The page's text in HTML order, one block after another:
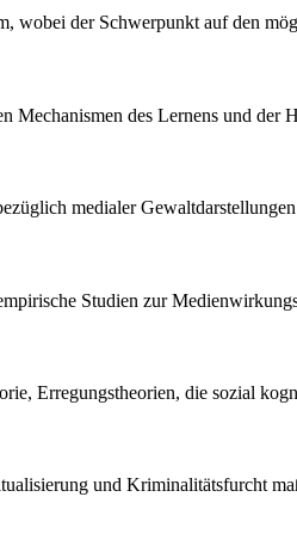
der Schwerpunkt auf den
des Lernens und
medialer
Studien zur
Erregungstheorien, die sozial
und Kriminalitätsfurcht